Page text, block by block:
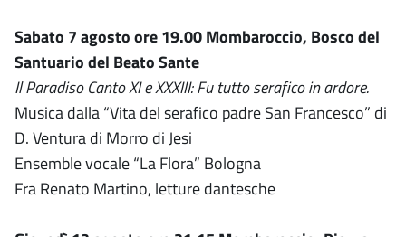
Sabato 7 agosto ore 19.00 Mombaroccio, Bosco del
Santuario del Beato Sante
Il Paradiso Canto XI e XXXIII: Fu tutto serafico in ardore.
Musica dalla “Vita del serafico padre San Francesco” di
D. Ventura di Morro di Jesi
Ensemble vocale “La Flora” Bologna
Fra Renato Martino, letture dantesche